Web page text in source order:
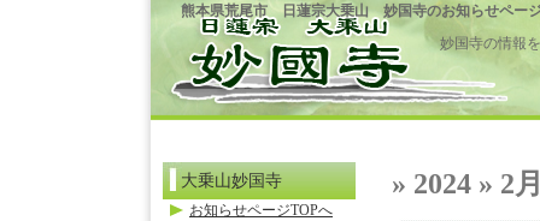
熊本県荒尾市 日蓮宗大乗山 妙国寺のお知らせペー
妙国寺の情報
» 2024 » 2
大乗山妙国寺
お知らせページTOPへ